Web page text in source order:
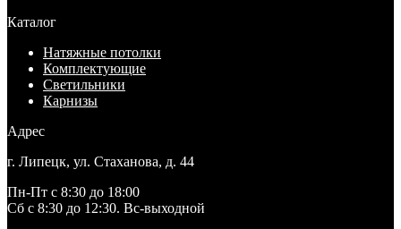
Каталог
Натяжные потолки
Комплектующие
Светильники
Карнизы
Адрес
г. Липецк, ул. Стаханова, д. 44
Пн-Пт с 8:30 до 18:00
Сб с 8:30 до 12:30. Вс-выходной